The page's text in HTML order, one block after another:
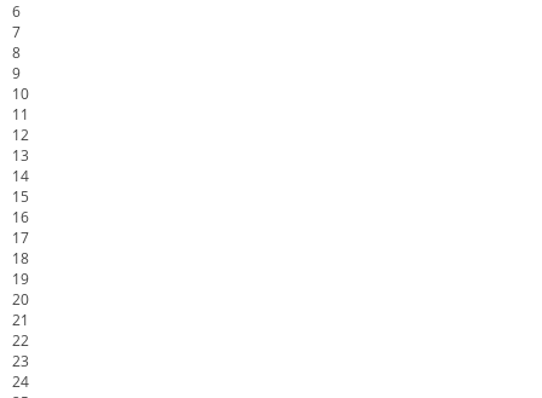
6
7
8
9
10
11
12
13
14
15
16
17
18
19
20
21
22
23
24